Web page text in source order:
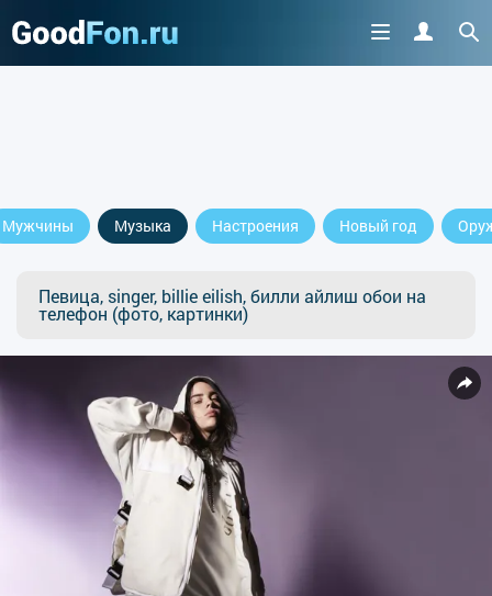
Мужчины Музыка Настроения Новый год
Певица, singer, billie eilish, билли айлиш обои на
телефон (фото, картинки)